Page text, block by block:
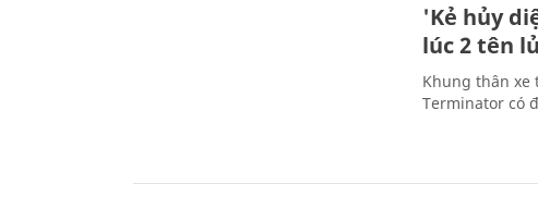
'Kẻ hủy
lúc 2 tên
Khung thân xe
Terminator có